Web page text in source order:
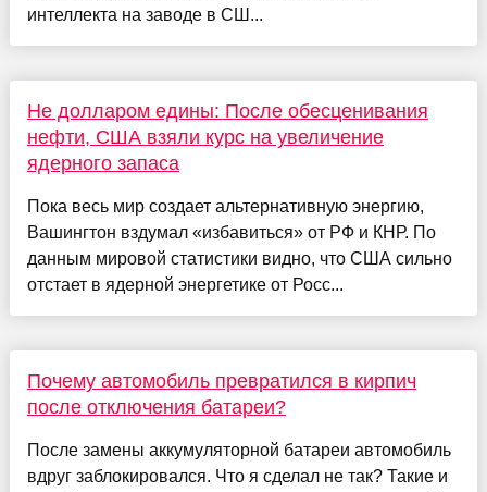
интеллекта на заводе в СШ...
Не долларом едины: После обесценивания
нефти, США взяли курс на увеличение
ядерного запаса
Пока весь мир создает альтернативную энергию,
Вашингтон вздумал «избавиться» от РФ и КНР. По
данным мировой статистики видно, что США сильно
отстает в ядерной энергетике от Росс...
Почему автомобиль превратился в кирпич
после отключения батареи?
После замены аккумуляторной батареи автомобиль
вдруг заблокировался. Что я сделал не так? Такие и